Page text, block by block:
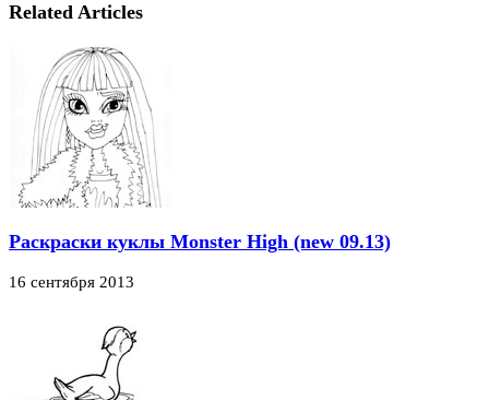
Related Articles
Раскраски куклы Monster High (new 09.13)
16 сентября 2013